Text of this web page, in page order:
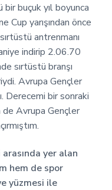
bir buçuk yıl boyunca
yarışından önce
antrenmanı
indirip 2.06.70
sırtüstü branşı
Avrupa Gençler
Derecemi bir sonraki
de Avrupa Gençler
yer alan
hem de spor
yüzmesi ile